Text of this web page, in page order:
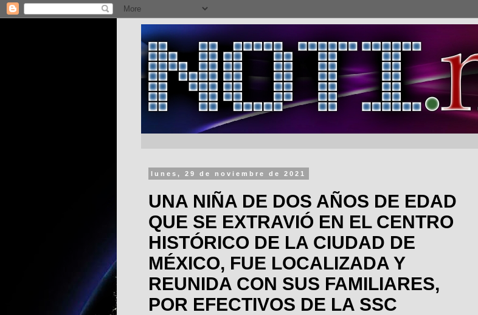
lunes, 29 de noviembre de 2021
UNA NIÑA DE DOS AÑOS DE EDAD
QUE SE EXTRAVIÓ EN EL CENTRO
HISTÓRICO DE LA CIUDAD DE
MÉXICO, FUE LOCALIZADA Y
REUNIDA CON SUS FAMILIARES,
POR EFECTIVOS DE LA SSC